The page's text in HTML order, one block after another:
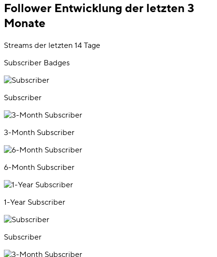
Follower Entwicklung der letzten 3
Monate
Streams der letzten 14 Tage
Subscriber Badges
Subscriber
3-Month Subscriber
6-Month Subscriber
1-Year Subscriber
Subscriber